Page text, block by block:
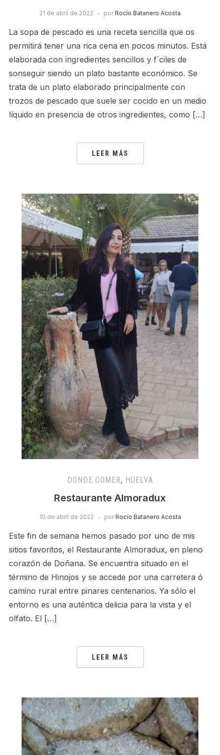
21 de abril de 2022 por Rocío Batanero Acosta
La sopa de pescado es una receta sencilla que os
permitirá tener una rica cena en pocos minutos. Está
elaborada con ingredientes sencillos y f´ciles de
sonseguir siendo un plato bastante económico. Se
trata de un plato elaborado principalmente con
trozos de pescado que suele ser cocido en un medio
líquido en presencia de otros ingredientes, como […]
LEER MÁS
DONDE COMER, HUELVA
Restaurante Almoradux
10 de abril de 2022 por Rocío Batanero Acosta
Este fin de semana hemos pasado por uno de mis
sitios favoritos, el Restaurante Almoradux, en pleno
corazón de Doñana. Se encuentra situado en el
término de Hinojos y se accede por una carretera ó
camino rural entre pinares centenarios. Ya sólo el
entorno es una auténtica delicia para la vista y el
olfato. El […]
LEER MÁS